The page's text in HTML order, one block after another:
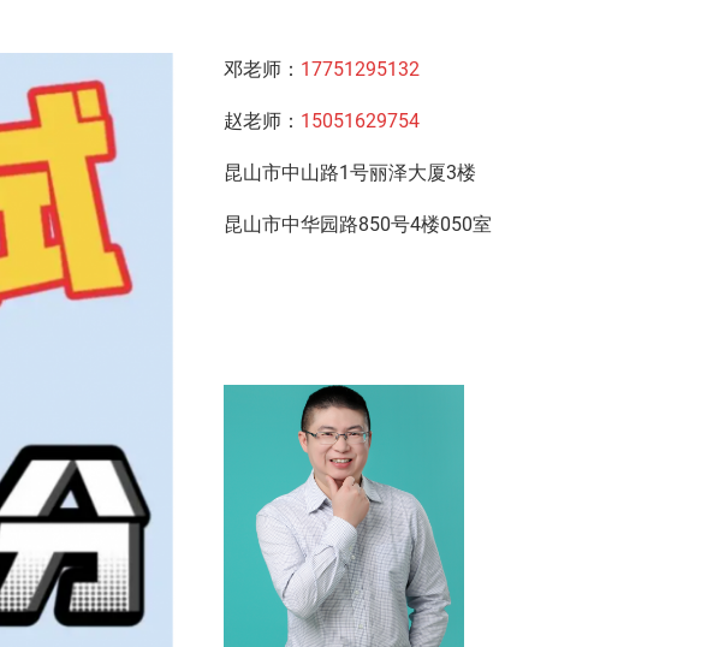
邓老师： 17751295132
赵老师： 15051629754
昆山市中山路1号丽泽大厦3楼
昆山市中华园路850号4楼050室